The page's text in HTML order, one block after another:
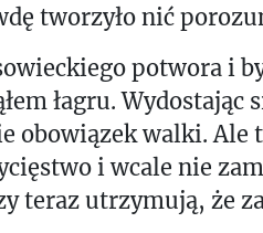
tworzyło nić
potwora i
łagru. Wydostając
obowiązek walki. Ale
i wcale nie
teraz utrzymują, że